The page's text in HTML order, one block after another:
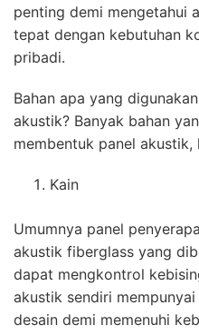
penting demi mengetahui
tepat dengan kebutuhan
pribadi.
Bahan apa yang
akustik? Banyak bahan
membentuk panel akustik,
Kain
Umumnya panel
akustik fiberglass yang
dapat mengkontrol
akustik sendiri
desain demi memenuhi